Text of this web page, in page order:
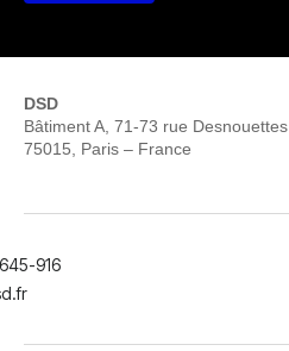
DSD
Bâtiment A, 71-73 rue Desnouettes
75015, Paris – France
916